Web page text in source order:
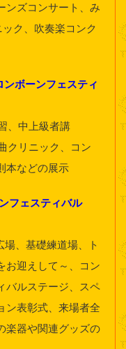
ンズコンサート、み
ク、吹奏楽コンク
ンボーンフェスティ
、中上級者講
クリニック、コン
本などの展示
フェスティバル
場、基礎練道場、ト
お迎えして～、コン
バルステージ、スペ
ン表彰式、来場者全
楽器や関連グッズの